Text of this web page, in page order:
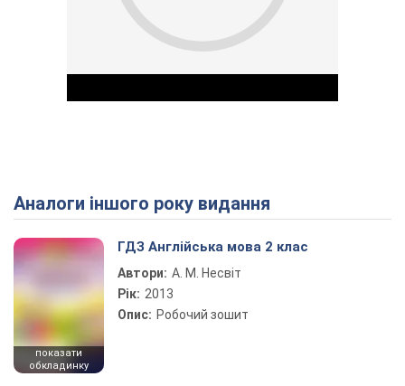
Play Video
Аналоги іншого року видання
показати
обкладинку
ГДЗ Англійська мова 2 клас
Автори: А. М. Несвіт
Рік: 2013
Опис: Робочий зошит